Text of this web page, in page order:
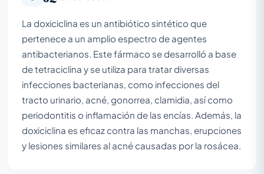
La doxiciclina es un antibiótico sintético que
pertenece a un amplio espectro de agentes
antibacterianos. Este fármaco se desarrolló a base
de tetraciclina y se utiliza para tratar diversas
infecciones bacterianas, como infecciones del
tracto urinario, acné, gonorrea, clamidia, así como
periodontitis o inflamación de las encías. Además, la
doxiciclina es eficaz contra las manchas, erupciones
y lesiones similares al acné causadas por la rosácea.